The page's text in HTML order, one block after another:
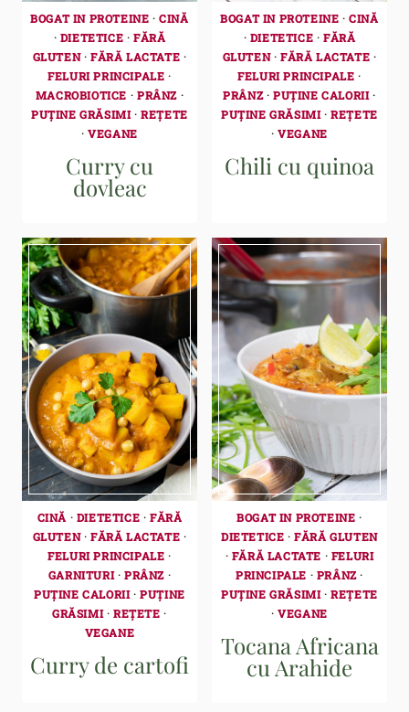
BOGAT IN PROTEINE ·CINĂ
· DIETETICE · FĂRĂ
GLUTEN· FĂRĂ LACTATE ·
FELURI PRINCIPALE ·
MACROBIOTICE · PRÂNZ·
PUȚINE GRĂSIMI·REȚETE
·VEGANE
Curry cu
dovleac
BOGAT IN PROTEINE ·CINĂ
· DIETETICE · FĂRĂ
GLUTEN· FĂRĂ LACTATE ·
FELURI PRINCIPALE ·
PRÂNZ·PUȚINE CALORII·
PUȚINE GRĂSIMI·REȚETE
·VEGANE
Chili cu quinoa
CINĂ · DIETETICE ·FĂRĂ
GLUTEN· FĂRĂ LACTATE ·
FELURI PRINCIPALE ·
GARNITURI· PRÂNZ ·
PUȚINE CALORII·PUȚINE
GRĂSIMI·REȚETE ·
VEGANE
Curry de cartofi
BOGAT IN PROTEINE ·
DIETETICE ·FĂRĂ GLUTEN
· FĂRĂ LACTATE · FELURI
PRINCIPALE · PRÂNZ·
PUȚINE GRĂSIMI·REȚETE
·VEGANE
Tocana Africana
cu Arahide